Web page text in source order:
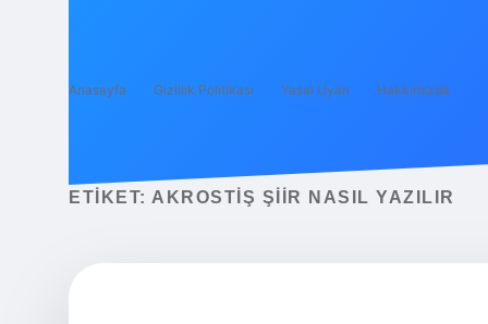
Anasayfa Gizlilik Politikası Yasal Uyarı Hakkımızda
ETIKET: AKROSTIŞ ŞIIR NASIL YAZILIR